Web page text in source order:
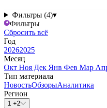
Фильтры (4)▾
Фильтры
Сбросить всё
Год
20262025
Месяц
Окт Ноя Дек Янв Фев Мар
Тип материала
НовостьОбзорыАналитика
Регион
1 +2